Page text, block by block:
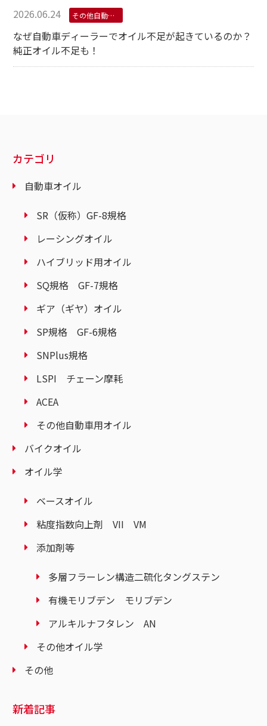
2026.06.24 その他自動車用オイル
なぜ自動車ディーラーでオイル不足が起きているのか？
純正オイル不足も！
カテゴリ
自動車オイル
SR（仮称）GF-8規格
レーシングオイル
ハイブリッド用オイル
SQ規格 GF-7規格
ギア（ギヤ）オイル
SP規格 GF-6規格
SNPlus規格
LSPI チェーン摩耗
ACEA
その他自動車用オイル
バイクオイル
オイル学
ベースオイル
粘度指数向上剤 VII VM
添加剤等
多層フラーレン構造二硫化タングステン
有機モリブデン モリブデン
アルキルナフタレン AN
その他オイル学
その他
新着記事